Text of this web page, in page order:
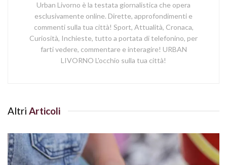
Urban Livorno è la testata giornalistica che opera
esclusivamente online. Dirette, approfondimenti e
commenti sulla tua città! Sport, Attualità, Cronaca,
Curiosità, Inchieste, tutto a portata di telefonino, per
farti vedere, commentare e interagire! URBAN
LIVORNO L'occhio sulla tua città!
Altri Articoli